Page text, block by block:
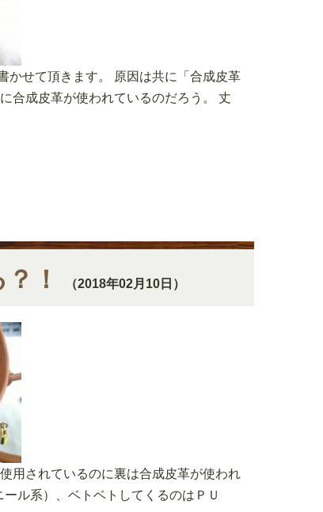
かせて頂きます。 原因は共に「合成皮革
合成皮革が使われているのだろう。 丈
！ （2018年02月10日）
用されているのに裏は合成皮革が使われ
ル系）、ベトベトしてくるのはＰＵ